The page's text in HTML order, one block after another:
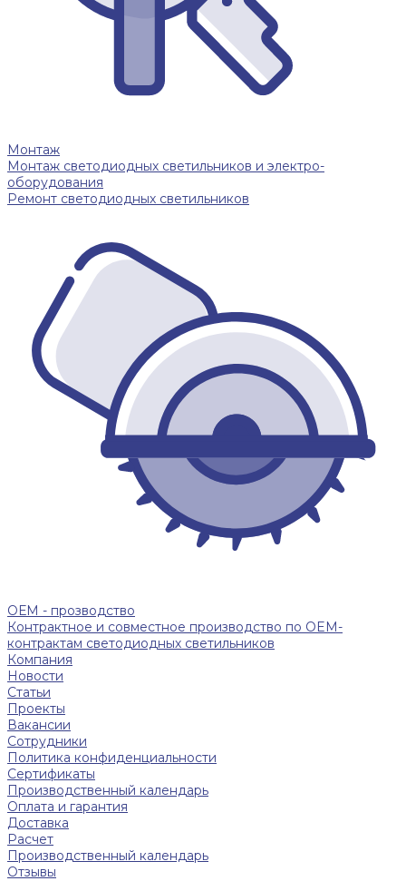
Монтаж
Монтаж светодиодных светильников и электро-
оборудования
Ремонт светодиодных светильников
ОЕМ - прозводство
Контрактное и совместное производство по OEM-
контрактам светодиодных светильников
Компания
Новости
Статьи
Проекты
Вакансии
Сотрудники
Политика конфиденциальности
Сертификаты
Производственный календарь
Оплата и гарантия
Доставка
Расчет
Производственный календарь
Отзывы